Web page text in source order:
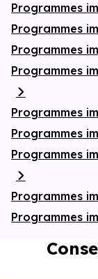
Programmes
Programmes
Programmes
Programmes
Programmes
Programmes
Programmes
Programmes
Programmes